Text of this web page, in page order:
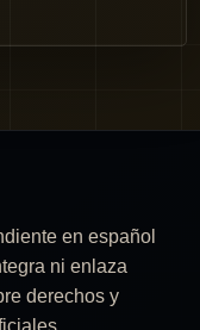
en español
ni enlaza
derechos y